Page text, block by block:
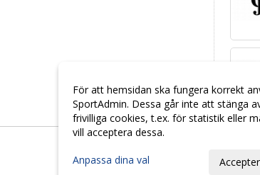
För att hemsidan ska fungera korrekt
SportAdmin. Dessa går inte att stänga
frivilliga cookies, t.ex. för statistik eller
vill acceptera dessa.
Anpassa dina val